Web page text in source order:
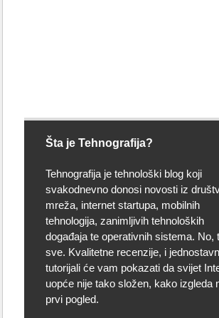
Šta je Tehnografija?
Tehnografija je tehnološki blog koji
svakodnevno donosi novosti iz
mreža, internet startupa, mobilnih
tehnologija, zanimljivih tehnoloških
događaja te operativnih sistema. No,
sve. Kvalitetne recenzije, i
tutorijali će vam pokazati da svijet
uopće nije tako složen, kako izgleda
prvi pogled.